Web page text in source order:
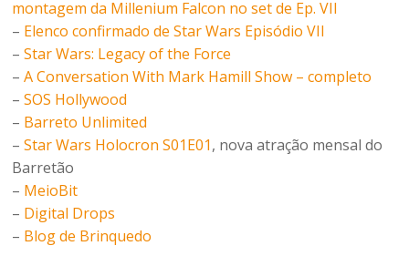
montagem da Millenium Falcon no set de Ep. VII
– Elenco confirmado de Star Wars Episódio VII
–Star Wars: Legacy of the Force
–A Conversation With Mark Hamill Show – completo
–SOS Hollywood
– Barreto Unlimited
–Star Wars Holocron S01E01, nova atração mensal do
Barretão
– MeioBit
– Digital Drops
– Blog de Brinquedo